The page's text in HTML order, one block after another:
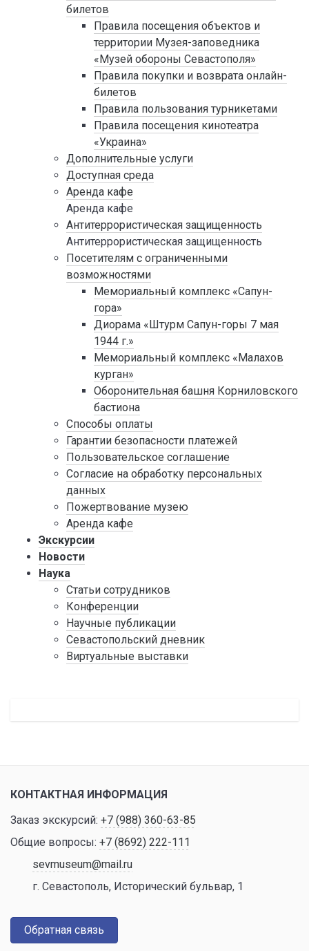
билетов
Правила посещения объектов и
территории Музея-заповедника
«Музей обороны Севастополя»
Правила покупки и возврата онлайн-
билетов
Правила пользования турникетами
Правила посещения кинотеатра
«Украина»
Дополнительные услуги
Доступная среда
Аренда кафе
Аренда кафе
Антитеррористическая защищенность
Антитеррористическая защищенность
Посетителям с ограниченными
возможностями
Мемориальный комплекс «Сапун-
гора»
Диорама «Штурм Сапун-горы 7 мая
1944 г.»
Мемориальный комплекс «Малахов
курган»
Оборонительная башня Корниловского
бастиона
Способы оплаты
Гарантии безопасности платежей
Пользовательское соглашение
Согласие на обработку персональных
данных
Пожертвование музею
Аренда кафе
Экскурсии
Новости
Наука
Статьи сотрудников
Конференции
Научные публикации
Севастопольский дневник
Виртуальные выставки
КОНТАКТНАЯ ИНФОРМАЦИЯ
Заказ экскурсий: +7 (988) 360-63-85
Общие вопросы: +7 (8692) 222-111
sevmuseum@mail.ru
г. Севастополь, Исторический бульвар, 1
Обратная связь